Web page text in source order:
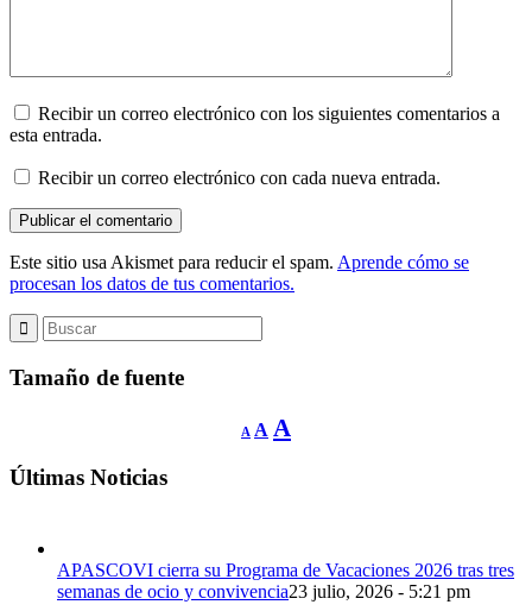
Recibir un correo electrónico con los siguientes comentarios a
esta entrada.
Recibir un correo electrónico con cada nueva entrada.
Este sitio usa Akismet para reducir el spam. Aprende cómo se
procesan los datos de tus comentarios.
Tamaño de fuente
A
Reducir
tamaño
A Restablecer
tamaño
A
Últimas Noticias
APASCOVI cierra su Programa de Vacaciones 2026 tras tres
semanas de ocio y convivencia23 julio, 2026 - 5:21 pm